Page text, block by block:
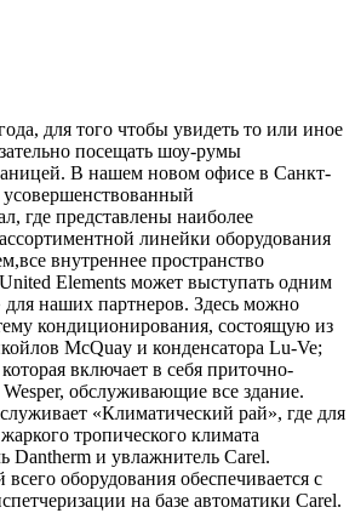
для того чтобы увидеть то или иное
посещать шоу-румы
В нашем новом офисе в Санкт-
где представлены наиболее
линейки оборудования
внутреннее пространство
Elements может выступать одним
наших партнеров. Здесь можно
кондиционирования, состоящую из
McQuay и конденсатора Lu-Ve;
включает в себя приточно-
обслуживающие все здание.
«Климатический рай», где для
тропического климата
Dantherm и увлажнитель Carel.
оборудования обеспечивается с
на базе автоматики Carel.